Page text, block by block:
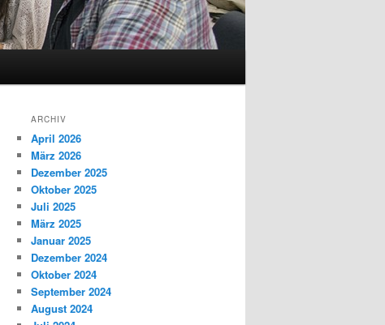
ARCHIV
April 2026
März 2026
Dezember 2025
Oktober 2025
Juli 2025
März 2025
Januar 2025
Dezember 2024
Oktober 2024
September 2024
August 2024